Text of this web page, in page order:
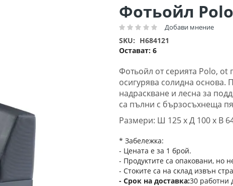
Фотьойл
Рейтинг: Добави мнение
Остават:6
SKU H684121
Фотьойл от серията Polo, ot
осигурява солидна основа.
надраскване и лесна за
са пълни с бързосъхнеща
Размери: Ш 125 х Д 100 х В
* Забележка:
- Цената е за 1 брой.
- Продуктите са опаковани, но
- Стоките са на склад извън
Срок на доставка 30 работни